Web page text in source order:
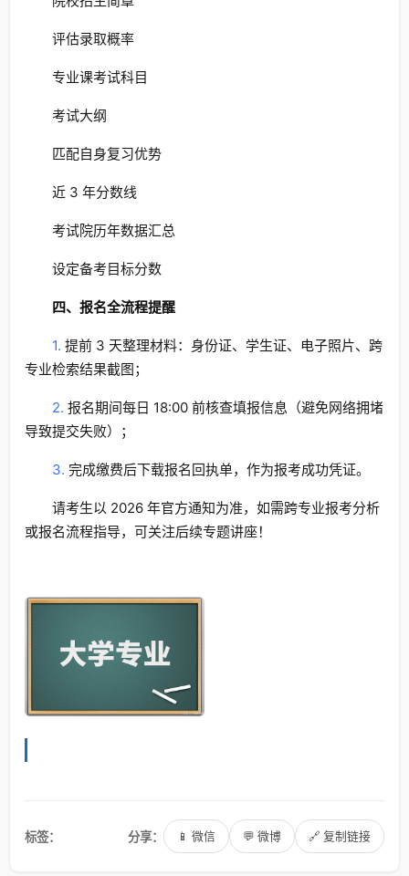
评估录取概率
专业课考试科目
考试大纲
匹配自身复习优势
近 3 年分数线
考试院历年数据汇总
设定备考目标分数
四、报名全流程提醒
1.提前 3 天整理材料：身份证、学生证、电子照片、跨
专业检索结果截图；
2.报名期间每日 18:00 前核查填报信息（避免网络拥堵
导致提交失败）；
3.完成缴费后下载报名回执单，作为报考成功凭证。
请考生以 2026 年官方通知为准，如需跨专业报考分析
或报名流程指导，可关注后续专题讲座！
标签： 分享： 📱 微信 💬 微博 🔗 复制链接